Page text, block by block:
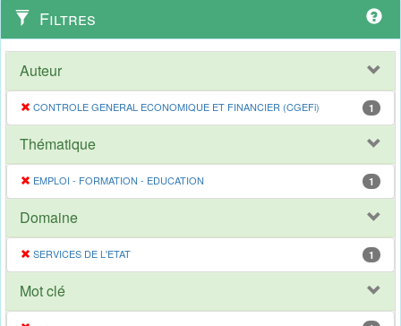
Filtres
Auteur
CONTROLE GENERAL ECONOMIQUE ET FINANCIER (CGEFi) 1
Thématique
EMPLOI - FORMATION - EDUCATION 1
Domaine
SERVICES DE L'ETAT 1
Mot clé